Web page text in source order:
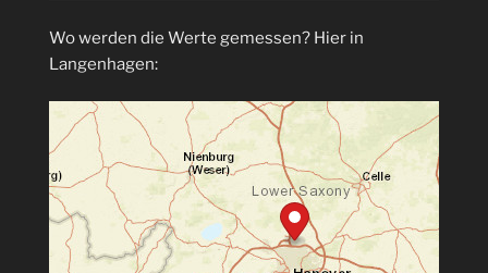
Wo werden die Werte gemessen? Hier in
Langenhagen: